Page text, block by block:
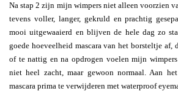
Na stap 2 zijn mijn wimpers niet alleen voorzien
tevens voller, langer, gekruld en prachtig
mooi uitgewaaierd en blijven de hele dag zo
goede hoeveelheid mascara van het borsteltje af,
of te nattig en na opdrogen voelen mijn
niet heel zacht, maar gewoon normaal. Aan
mascara prima te verwijderen met waterproof